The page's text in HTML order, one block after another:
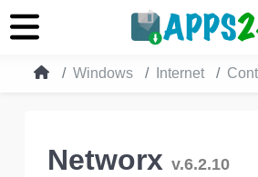
Windows Internet
Networx v.6.2.10